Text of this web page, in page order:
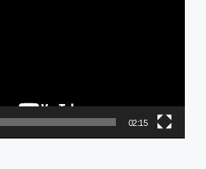
02:15